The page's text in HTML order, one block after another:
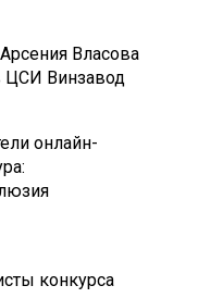
Власова
ЦСИ Винзавод
онлайн-
конкурса